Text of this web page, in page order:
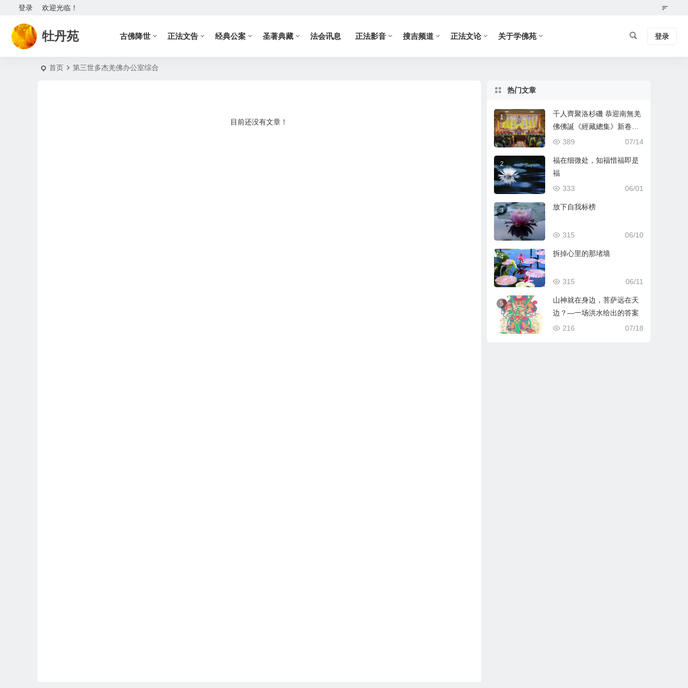
欢迎光临！
登录
牡丹苑 古佛降世 正法文告 经典公案 圣著典藏 法会讯息 正法影音 搜吉频道 正法文论 关于学佛苑 登录
首页 第三世多杰羌佛办公室综合
目前还没有文章！
热门文章
1
千人齊聚洛杉磯 恭迎南無羌
佛佛誕《經藏總集》新卷出
版-[華人今日網]
07/14
389
2
福在细微处，知福惜福即是
福
06/01
333
3 放下自我标榜
06/10
315
4 拆掉心里的那堵墙
06/11
315
5
山神就在身边，菩萨远在天
边？—一场洪水给出的答案
07/18
216